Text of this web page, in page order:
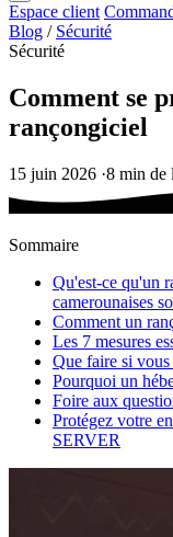
Espace client
Blog / Sécurité
Sécurité
Comment se
rançongiciel
15 juin 2026 ·8 min de
Sommaire
Qu'est-ce qu'un
camerounaises
Comment un
Les 7 mesures
Que faire si
Pourquoi un
Foire aux
Protégez votre
SERVER